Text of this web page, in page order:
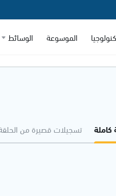
الموسوعة الوسائط
كاملة
تسجيلات قصيرة من